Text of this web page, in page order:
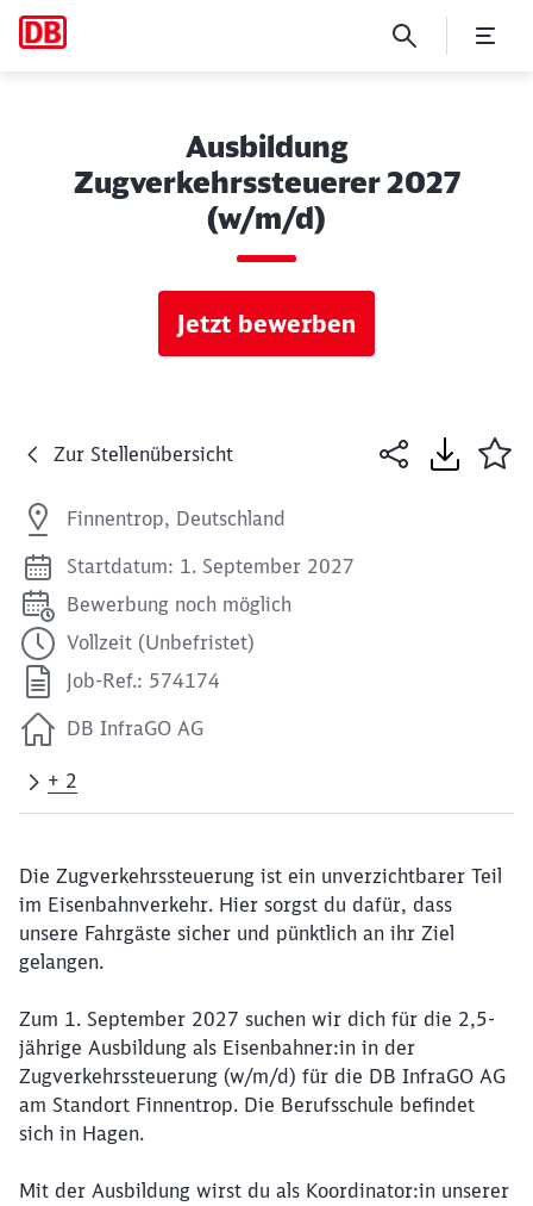
Ausbildung
Zugverkehrssteuerer 2027
(w/m/d)
Jetzt bewerben
Zur Stellenübersicht
Finnentrop, Deutschland
Startdatum: 1. September 2027
Bewerbung noch möglich
Vollzeit (Unbefristet)
Job-Ref.: 574174
DB InfraGO AG
+ 2
Die Zugverkehrssteuerung ist ein unverzichtbarer Teil
im Eisenbahnverkehr. Hier sorgst du dafür, dass
unsere Fahrgäste sicher und pünktlich an ihr Ziel
gelangen.
Zum 1. September 2027 suchen wir dich für die 2,5-
jährige Ausbildung als Eisenbahner:in in der
Zugverkehrssteuerung (w/m/d) für die DB InfraGO AG
am Standort Finnentrop. Die Berufsschule befindet
sich in Hagen.
Mit der Ausbildung wirst du als Koordinator:in unserer